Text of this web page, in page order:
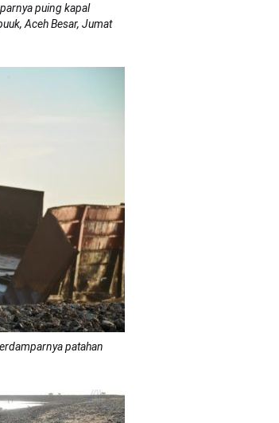
puing kapal
Aceh Besar, Jumat
patahan